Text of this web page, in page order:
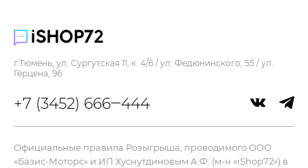
+7 (3452) 666‒444
г.Тюмень, ул. Сургутская 11, к. 4/6 / ул. Федюнинского, 55 / ул.
Герцена, 96
Официальные правила Розыгрыша, проводимого ООО
«Базис-Моторс» и ИП Хуснутдиновым А.Ф. (м-н «iShop72») в